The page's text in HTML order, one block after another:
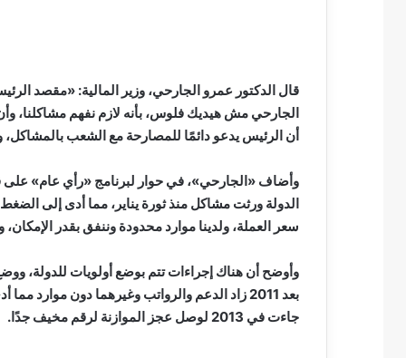
قال الدكتور عمرو الجارحي، وزير المالية: «مقصد
الجارحي مش هيديك فلوس، بأنه لازم نفهم مشاكلنا،
أن الرئيس يدعو دائمًا للمصارحة مع الشعب
الدولة ورثت مشاكل منذ ثورة يناير، مما أدى إلى
سعر العملة، ولدينا موارد محدودة وننفق بقدر
وأوضح أن هناك إجراءات تتم بوضع أولويات للدولة،
بعد 2011 زاد الدعم والرواتب وغيرهما دون
جاءت في 2013 لوصل عجز الموازنة لرقم مخيف جدًا.
….
يكتب
مايسه
كليوباترا
القرن
21
مصطفى كامل
مايسه عطوه